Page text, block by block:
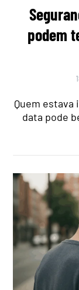
podem
Quem
data pode